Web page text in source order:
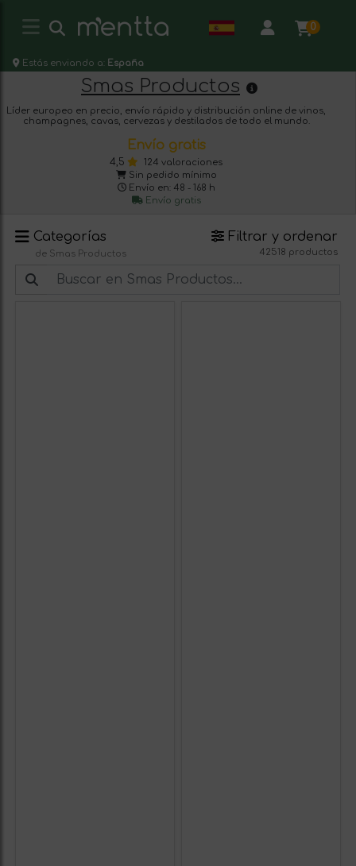
0
Estás enviando a: España
Smas Productos
Líder europeo en precio, envío rápido y distribución online de vinos,
champagnes, cavas, cervezas y destilados de todo el mundo.
Envío gratis
4,5
124 valoraciones
Sin pedido mínimo
Envío en: 48 - 168 h
Envío gratis
Categorías
de Smas Productos
Filtrar y ordenar
42518 productos